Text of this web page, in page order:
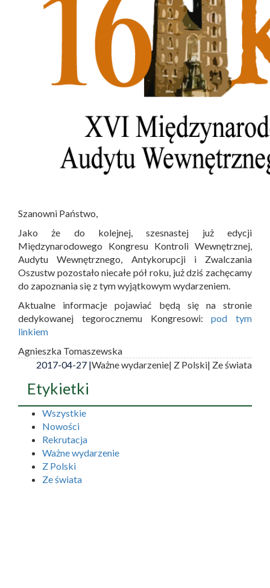
Szanowni Państwo,
Jako że do kolejnej, szesnastej już edycji
Międzynarodowego Kongresu Kontroli Wewnętrznej,
Audytu Wewnętrznego, Antykorupcji i Zwalczania
Oszustw pozostało niecałe pół roku, już dziś zachęcamy
do zapoznania się z tym wyjątkowym wydarzeniem.
Aktualne informacje pojawiać będą się na stronie
dedykowanej tegorocznemu Kongresowi:pod tym
linkiem
Agnieszka Tomaszewska
2017-04-27 |Ważne wydarzenie| Z Polski| Ze świata
Etykietki
Wszystkie
Nowości
Rekrutacja
Ważne wydarzenie
Z Polski
Ze świata